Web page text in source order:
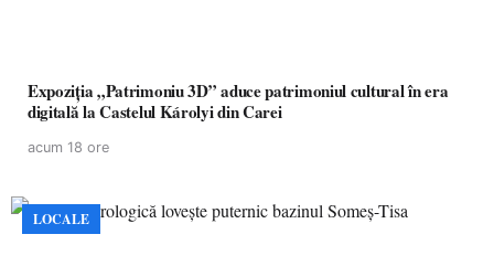
Expoziția „Patrimoniu 3D” aduce patrimoniul cultural în era
digitală la Castelul Károlyi din Carei
acum 18 ore
LOCALE